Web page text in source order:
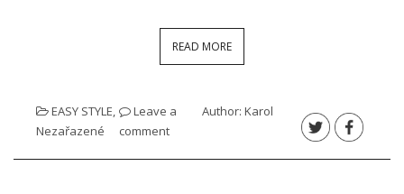
READ MORE
EASY STYLE
Nezařazené
Leave a
comment
Author: Karol